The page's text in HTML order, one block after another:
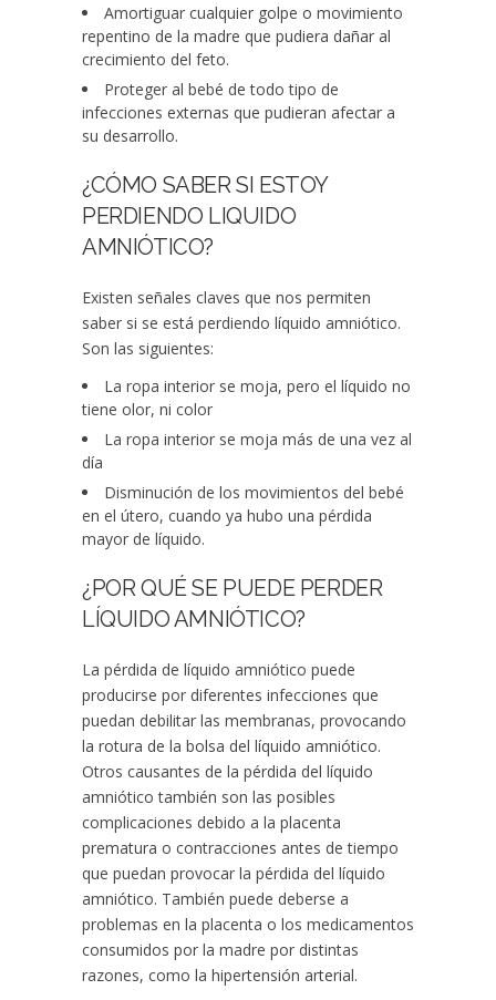
Amortiguar cualquier golpe o movimiento
repentino de la madre que pudiera dañar al
crecimiento del feto.
Proteger al bebé de todo tipo de
infecciones externas que pudieran afectar a
su desarrollo.
¿CÓMO SABER SI ESTOY
PERDIENDO LIQUIDO
AMNIÓTICO?
Existen señales claves que nos permiten
saber si se está perdiendo líquido amniótico.
Son las siguientes:
La ropa interior se moja, pero el líquido no
tiene olor, ni color
La ropa interior se moja más de una vez al
día
Disminución de los movimientos del bebé
en el útero, cuando ya hubo una pérdida
mayor de líquido.
¿POR QUÉ SE PUEDE PERDER
LÍQUIDO AMNIÓTICO?
La pérdida de líquido amniótico puede
producirse por diferentes infecciones que
puedan debilitar las membranas, provocando
la rotura de la bolsa del líquido amniótico.
Otros causantes de la pérdida del líquido
amniótico también son las posibles
complicaciones debido a la placenta
prematura o contracciones antes de tiempo
que puedan provocar la pérdida del líquido
amniótico. También puede deberse a
problemas en la placenta o los medicamentos
consumidos por la madre por distintas
razones, como la hipertensión arterial.